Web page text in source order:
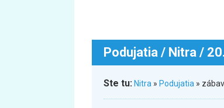
Podujatia / Nitra /
Ste tu: Nitra » Podujatia »